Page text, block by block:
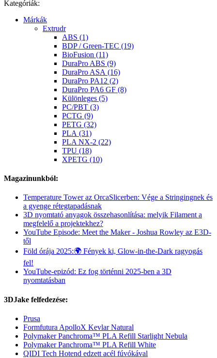
Kategóriák:
Márkák
Extrudr
ABS (1)
BDP / Green-TEC (19)
BioFusion (11)
DuraPro ABS (9)
DuraPro ASA (16)
DuraPro PA12 (2)
DuraPro PA6 GF (8)
Különleges (5)
PC/PBT (3)
PCTG (9)
PETG (32)
PLA (31)
PLA NX-2 (22)
TPU (18)
XPETG (10)
Magazinunkból:
Temperature Tower az OrcaSlicerben: Vége a Stringingnek és
a gyenge rétegtapadásnak
3D nyomtató anyagok összehasonlítása: melyik Filament a
megfelelő a projektekhez?
YouTube Episode: Meet the Maker - Joshua Rowley az E3D-
től
Föld órája 2025:🌍 Fények ki, Glow-in-the-Dark ragyogás
fel!
YouTube-epizód: Ez fog történni 2025-ben a 3D
nyomtatásban
3DJake felfedezése:
Prusa
Formfutura ApolloX Kevlar Natural
Polymaker Panchroma™ PLA Refill Starlight Nebula
Polymaker Panchroma™ PLA Refill White
QIDI Tech Hotend edzett acél fúvókával